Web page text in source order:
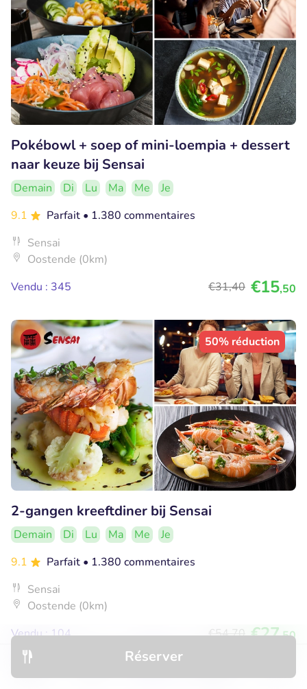
Réserver
Pokébowl + soep of mini-loempia + dessert
naar keuze bij Sensai
Demain Di Lu Ma Me
Je
9.1
Parfait • 1.380 commentaires
Sensai
Oostende (0km)
Vendu : 345
€31,40 €15,50
50% réduction
2-gangen kreeftdiner bij Sensai
Demain Di Lu Ma Me
Je
9.1
Parfait • 1.380 commentaires
Sensai
Oostende (0km)
Vendu : 104
€54,70 €27,50